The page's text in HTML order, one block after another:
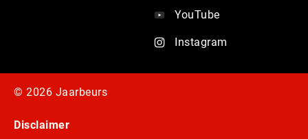
YouTube
Instagram
© 2026 Jaarbeurs
Disclaimer